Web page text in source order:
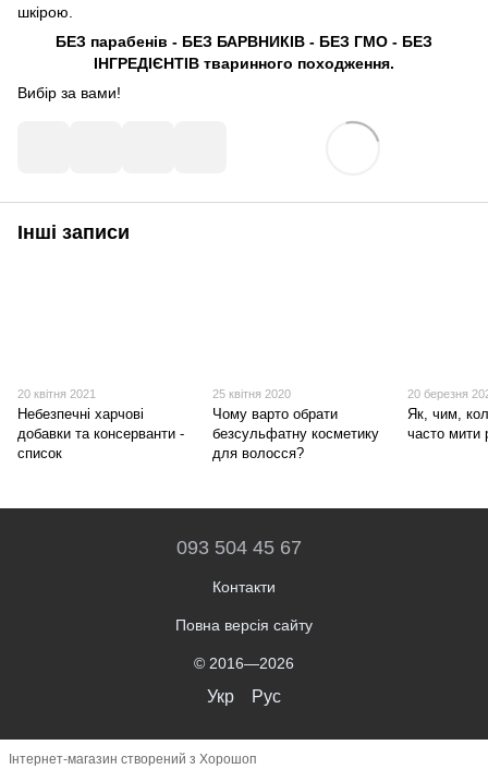
шкірою.
БЕЗ парабенів - БЕЗ БАРВНИКІВ - БЕЗ ГМО - БЕЗ
ІНГРЕДІЄНТІВ тваринного походження.
Вибір за вами!
Інші записи
20 квітня 2021
Небезпечні харчові
добавки та консерванти -
список
25 квітня 2020
​Чому варто обрати
безсульфатну косметику
для волосся?
20 березня
Як, чим,
часто мити
093 504 45 67
Контакти
Повна версія сайту
© 2016—2026
Укр Рус
Інтернет-магазин створений з Хорошоп